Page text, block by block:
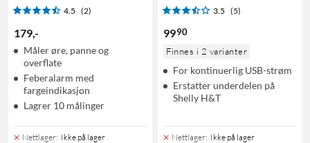
4.5 (2)
179,-
Måler øre, panne og
overflate
Feberalarm med
fargeindikasjon
Lagrer 10 målinger
Nettlager: Ikke på lager
3.5 (5)
9990
Finnes i 2 varianter
For kontinuerlig USB-strøm
Erstatter underdelen på
Shelly H&T
Nettlager: Ikke på lager